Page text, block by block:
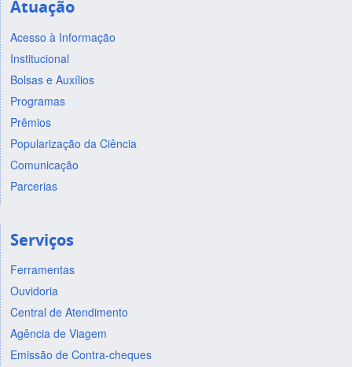
Atuação
Acesso à Informação
Institucional
Bolsas e Auxílios
Programas
Prêmios
Popularização da Ciência
Comunicação
Parcerias
Serviços
Ferramentas
Ouvidoria
Central de Atendimento
Agência de Viagem
Emissão de Contra-cheques